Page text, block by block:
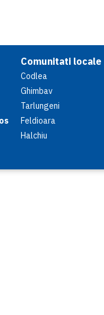
Comunitati locale
Codlea
Ghimbav
Tarlungeni
Feldioara
Halchiu